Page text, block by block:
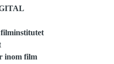
filminstitutet
inom film